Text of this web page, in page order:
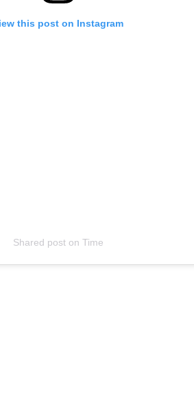
this post on Instagram
Shared poston Time